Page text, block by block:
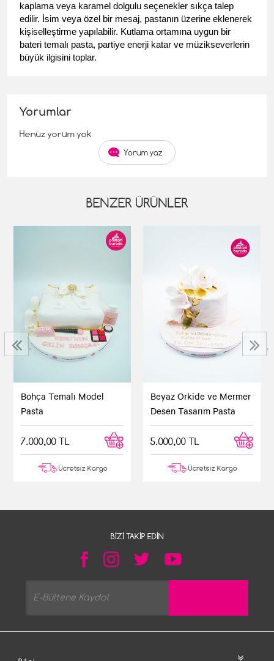
kaplama veya karamel dolgulu seçenekler sıkça talep
edilir. İsim veya özel bir mesaj, pastanın üzerine eklenerek
kişiselleştirme yapılabilir. Kutlama ortamına uygun bir
bateri temalı pasta, partiye enerji katar ve müzikseverlerin
büyük ilgisini toplar.
Yorumlar
Henüz yorum yok
Yorum yaz
BENZER ÜRÜNLER
Bohça Temalı Model
Pasta
7.000,00 TL
Ücretsiz Kargo
Beyaz Orkide ve Mermer
Desen Tasarım Pasta
5.000,00 TL
Ücretsiz Kargo
‹ ›
BIZI TAKIP EDIN